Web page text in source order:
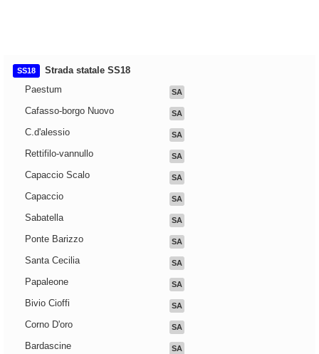
SS18
Strada statale SS18
Paestum
SA
Cafasso-borgo Nuovo SA
C.d'alessio SA
Rettifilo-vannullo SA
Capaccio Scalo SA
Capaccio SA
Sabatella SA
Ponte Barizzo SA
Santa Cecilia SA
Papaleone SA
Bivio Cioffi SA
Corno D'oro SA
Bardascine SA